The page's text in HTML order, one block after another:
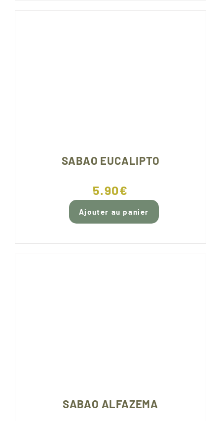
SABAO EUCALIPTO
5.90€
Ajouter au panier
SABAO ALFAZEMA